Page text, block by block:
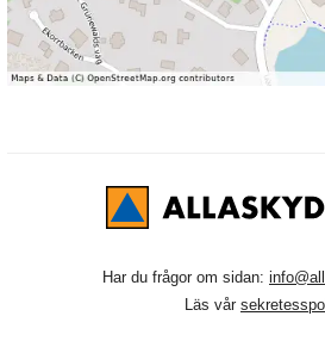
Har du frågor om sidan:
Läs vår